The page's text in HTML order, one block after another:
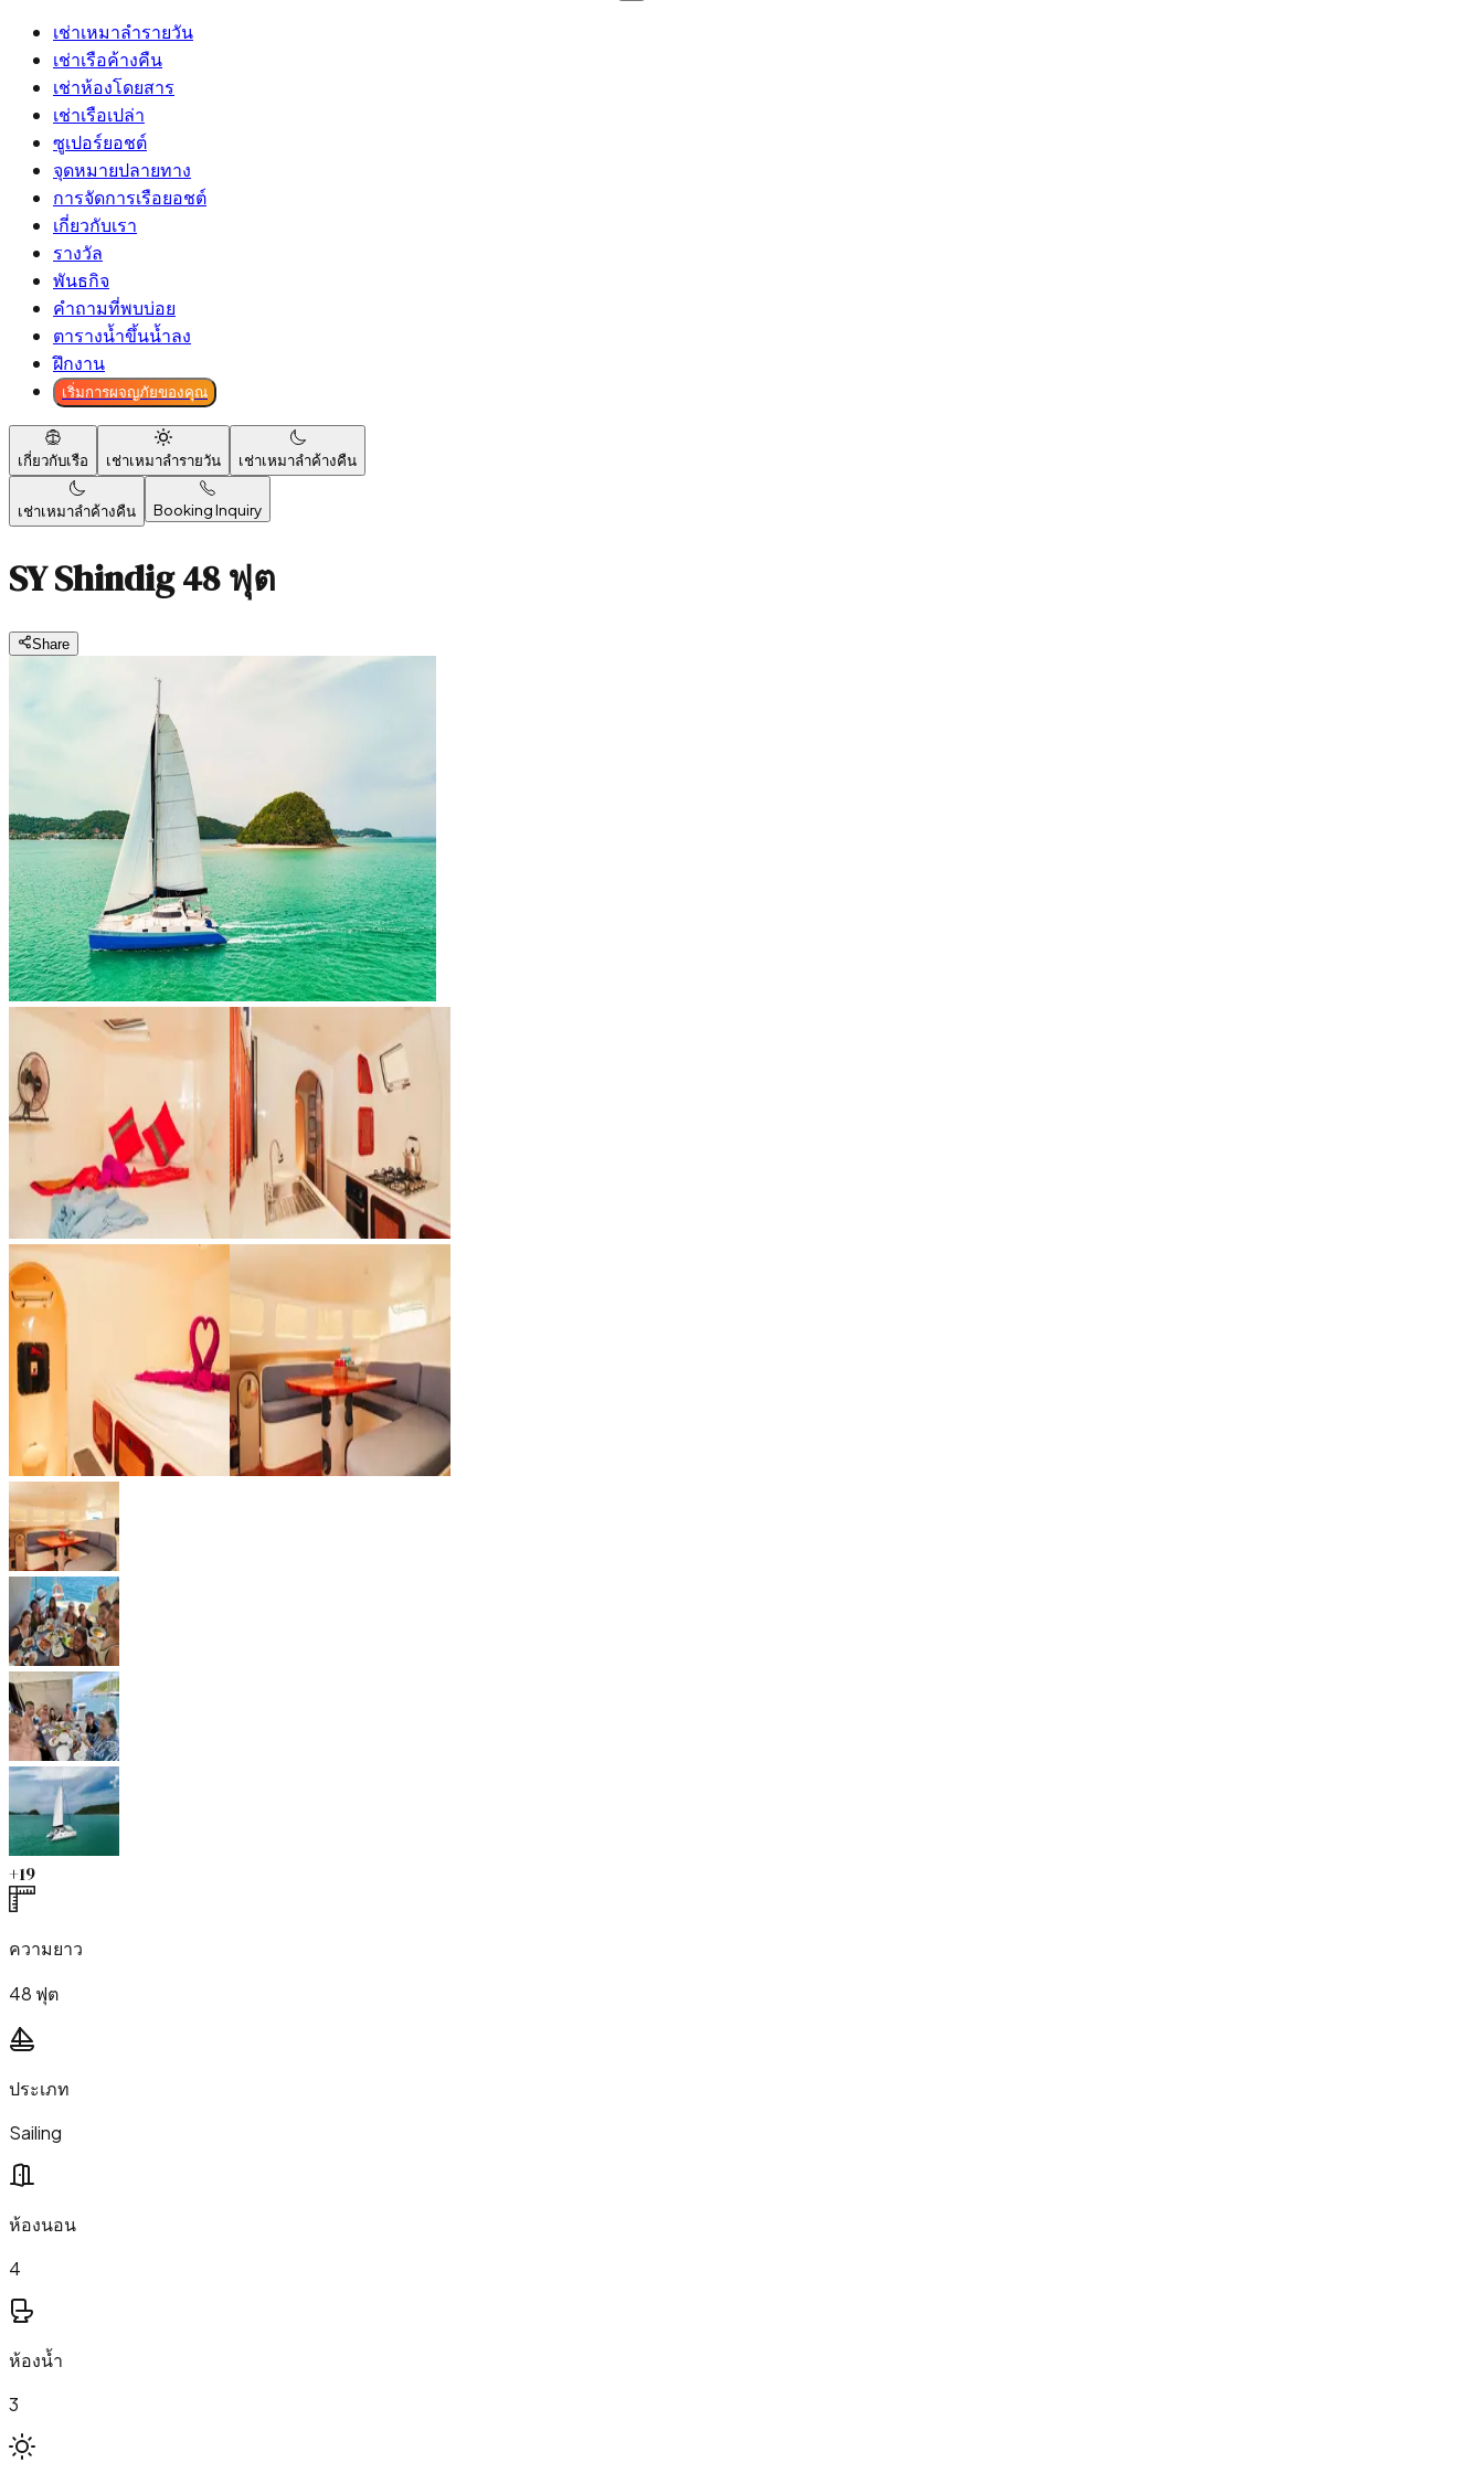
เช่าเหมาลำรายวัน
เช่าเรือค้างคืน
เช่าห้องโดยสาร
เช่าเรือเปล่า
ซูเปอร์ยอชต์
จุดหมายปลายทาง
การจัดการเรือยอชต์
เกี่ยวกับเรา
รางวัล
พันธกิจ
คำถามที่พบบ่อย
ตารางน้ำขึ้นน้ำลง
ฝึกงาน
เริ่มการผจญภัยของคุณ
เกี่ยวกับเรือ เช่าเหมาลำรายวัน เช่าเหมาลำค้างคืน
เช่าเหมาลำค้างคืน Booking Inquiry
SY Shindig 48 ฟุต
Share
+19
ความยาว
48 ฟุต
ประเภท
Sailing
ห้องนอน
4
ห้องน้ำ
3